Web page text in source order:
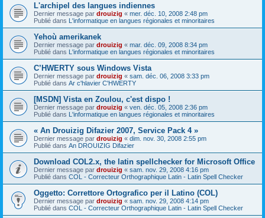
L'archipel des langues indiennes
Dernier message par drouizig « mer. déc. 10, 2008 2:48 pm
Publié dans L'informatique en langues régionales et minoritaires
Yehoù amerikanek
Dernier message par drouizig « mar. déc. 09, 2008 8:34 pm
Publié dans L'informatique en langues régionales et minoritaires
C’HWERTY sous Windows Vista
Dernier message par drouizig « sam. déc. 06, 2008 3:33 pm
Publié dans Ar c'hlavier C'HWERTY
[MSDN] Vista en Zoulou, c'est dispo !
Dernier message par drouizig « ven. déc. 05, 2008 2:36 pm
Publié dans L'informatique en langues régionales et minoritaires
« An Drouizig Difazier 2007, Service Pack 4 »
Dernier message par drouizig « dim. nov. 30, 2008 2:55 pm
Publié dans An DROUIZIG Difazier
Download COL2.x, the latin spellchecker for Microsoft Office
Dernier message par drouizig « sam. nov. 29, 2008 4:16 pm
Publié dans COL - Correcteur Orthographique Latin - Latin Spell Checker
Oggetto: Correttore Ortografico per il Latino (COL)
Dernier message par drouizig « sam. nov. 29, 2008 4:14 pm
Publié dans COL - Correcteur Orthographique Latin - Latin Spell Checker